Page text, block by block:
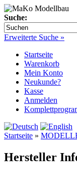
Suche:
Erweiterte Suche »
Startseite
Warenkorb
Mein Konto
Neukunde?
Kasse
Anmelden
Startseite »
Hersteller